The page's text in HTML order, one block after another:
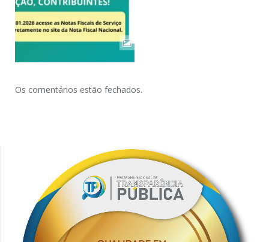
Os comentários estão fechados.